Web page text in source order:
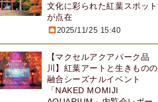
文化に彩られた紅葉スポット
が点在
2025/11/25 15:40
【マクセルアクアパーク品
川】紅葉アートと生きものの
融合シーズナルイベント
「NAKED MOMIJI